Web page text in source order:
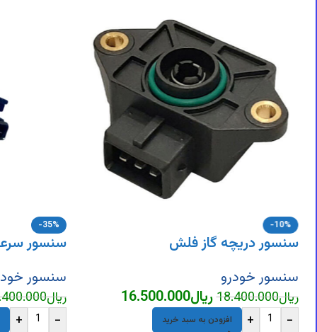
DigiArzanSara
DigiArzanSara
DigiArzanSara
DigiArzanSara
DigiArzanSara
DigiArzanSara
DigiArzanSara
DigiArzanSara
DigiArzanSara -10%
سنسور دریچه گاز فلش
سنسور خودرو
ریال18.400.000ریال16.500.000
-
+ افزودن به سبد خرید
-35%
سنسور
سنسور
ریال
-
+